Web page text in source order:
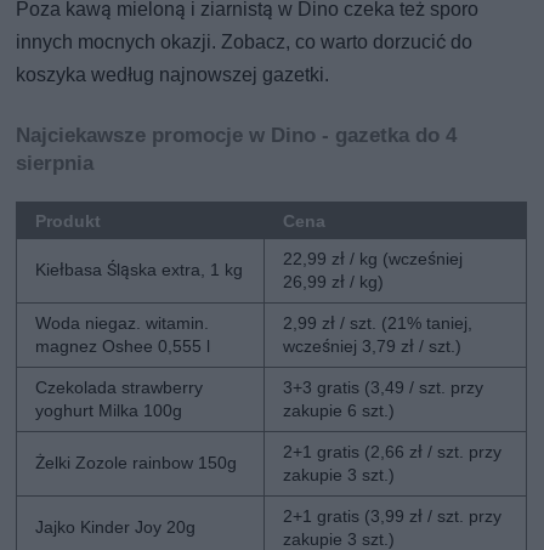
Poza kawą mieloną i ziarnistą w Dino czeka też sporo
innych mocnych okazji. Zobacz, co warto dorzucić do
koszyka według najnowszej gazetki.
Najciekawsze promocje w Dino - gazetka do 4
sierpnia
Produkt Cena
Kiełbasa Śląska extra, 1 kg
22,99 zł / kg (wcześniej
26,99 zł / kg)
Woda niegaz. witamin.
magnez Oshee 0,555 l
2,99 zł / szt. (21% taniej,
wcześniej 3,79 zł / szt.)
Czekolada strawberry
yoghurt Milka 100g
3+3 gratis (3,49 / szt. przy
zakupie 6 szt.)
Żelki Zozole rainbow 150g
2+1 gratis (2,66 zł / szt. przy
zakupie 3 szt.)
Jajko Kinder Joy 20g
2+1 gratis (3,99 zł / szt. przy
zakupie 3 szt.)